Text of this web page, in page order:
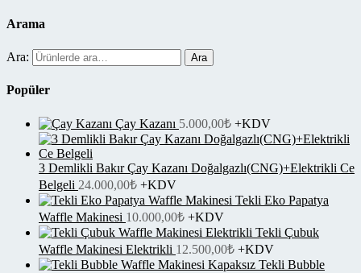
Arama
Ara: Ara
Popüler
Çay Kazanı 5.000,00₺ +KDV
3 Demlikli Bakır Çay Kazanı Doğalgazlı(CNG)+Elektrikli Ce
Belgeli 24.000,00₺ +KDV
Tekli Eko Papatya
Waffle Makinesi 10.000,00₺ +KDV
Tekli Çubuk
Waffle Makinesi Elektrikli 12.500,00₺ +KDV
Tekli Bubble